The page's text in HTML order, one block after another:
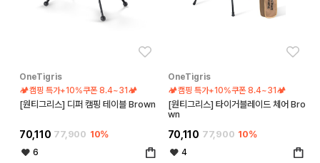
OneTigris
🏕️캠핑 특가+10%쿠폰 8.4~31🏕️
[원티그리스] 디퍼 캠핑 테이블 Brown
70,110 77,900 10%
6
OneTigris
🏕️캠핑 특가+10%쿠폰 8.4~31🏕️
[원티그리스] 타이거블레이드 체어 Bro
wn
70,110 77,900 10%
4